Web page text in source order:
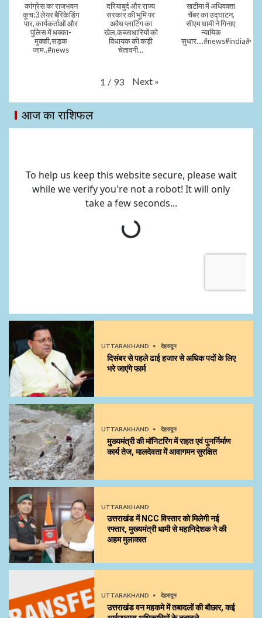
कांग्रेस का राजभवन
कूच:3 लेयर बैरिकेडिंग
पार, कार्यकर्ताओं और
पुलिस में धक्का-
मुक्की,सड़क
जाम..#news
दरियाबुर्द और राज्य
सरकार की भूमि पर
अवैध प्लाटिंग का
खेल,कब्जाधारियों को
विधायक की कड़ी
चेतावनी...
खटीमा में अधिवक्ता
चैंबर का उद्घाटन,
सीएम धामी ने गिनाए
न्यायिक
1 / 93 Next »
आज का राशिफल
UTTARAKHAND देहरादून
दिसंबर से पहले ढाई हजार से अधिक पदों के लिए
भरे जाएंगे फार्म
UTTARAKHAND देहरादून
मुख्यमंत्री की मॉनिटरिंग में राहत एवं पुनर्निर्माण
कार्य तेज, मालदेवता में आवागमन सुरक्षित
UTTARAKHAND
उत्तराखंड में NCC विस्तार को मिलेगी नई
रफ्तार, मुख्यमंत्री धामी से महानिदेशक ने की
अहम मुलाकात
UTTARAKHAND देहरादून
उत्तराखंड वन महकमे में तबादलों की बौछार, कई